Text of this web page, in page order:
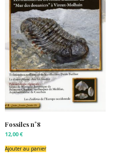
Fossiles n°8
12,00€
Ajouter au panier